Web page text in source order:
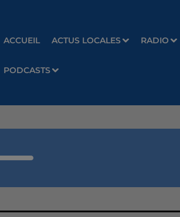
ACCUEIL ACTUS LOCALES RADIO
PODCASTS